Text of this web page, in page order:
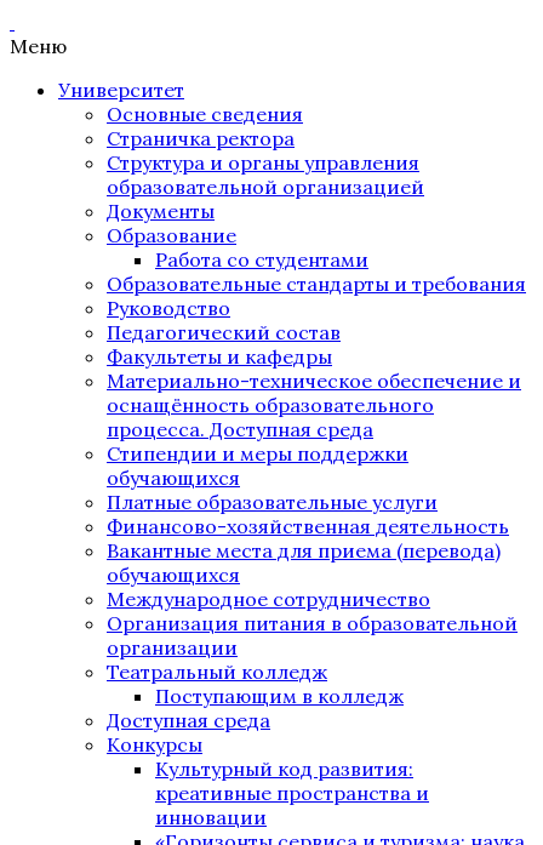
Меню
Университет
Основные сведения
Страничка ректора
Структура и органы управления
образовательной организацией
Документы
Образование
Работа со студентами
Образовательные стандарты и требования
Руководство
Педагогический состав
Факультеты и кафедры
Материально-техническое обеспечение и
оснащённость образовательного
процесса. Доступная среда
Стипендии и меры поддержки
обучающихся
Платные образовательные услуги
Финансово-хозяйственная деятельность
Вакантные места для приема (перевода)
обучающихся
Международное сотрудничество
Организация питания в образовательной
организации
Театральный колледж
Поступающим в колледж
Доступная среда
Конкурсы
Культурный код развития:
креативные пространства и
инновации